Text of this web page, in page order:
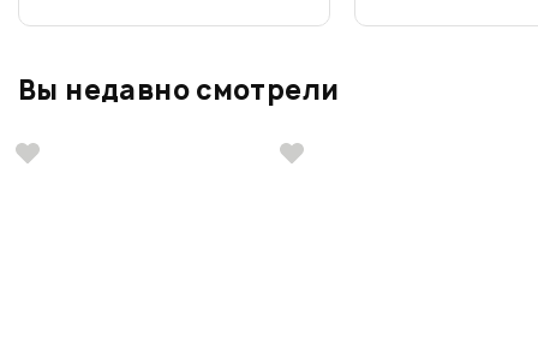
Вы недавно смотрели